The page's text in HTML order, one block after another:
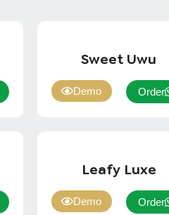
Sweet Uwu
Demo Order
Leafy Luxe
Demo Order